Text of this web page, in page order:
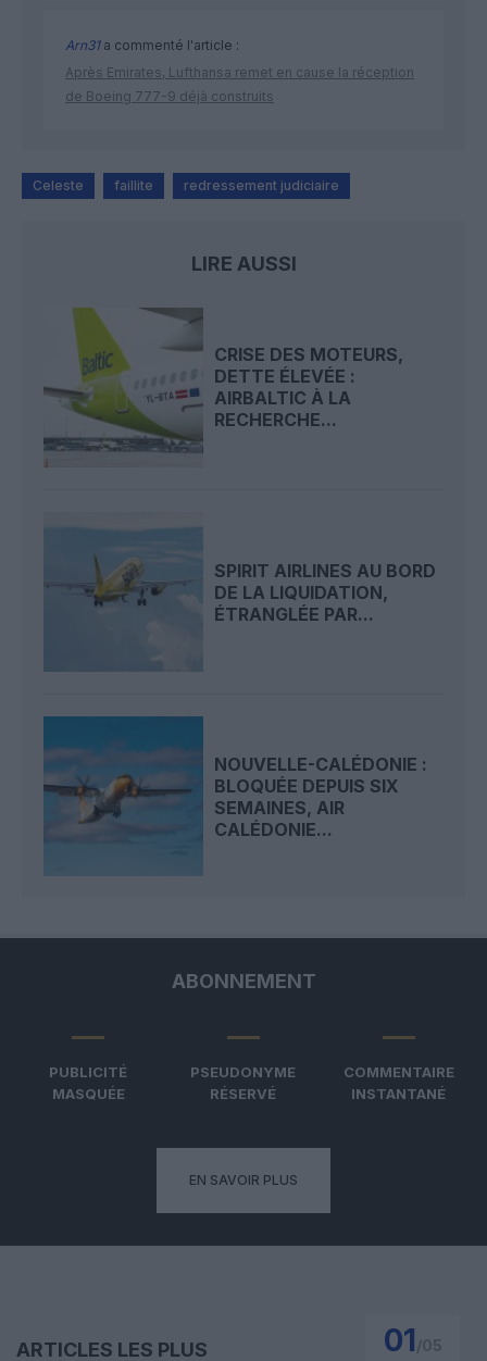
Arn31a commenté l'article :
Après Emirates, Lufthansa remet en cause la réception
de Boeing 777-9 déjà construits
Celeste faillite redressement judiciaire
LIRE AUSSI
CRISE DES MOTEURS,
DETTE ÉLEVÉE :
AIRBALTIC À LA
RECHERCHE...
SPIRIT AIRLINES AU BORD
DE LA LIQUIDATION,
ÉTRANGLÉE PAR...
NOUVELLE-CALÉDONIE :
BLOQUÉE DEPUIS SIX
SEMAINES, AIR
CALÉDONIE...
ABONNEMENT
PUBLICITÉ
MASQUÉE
PSEUDONYME
RÉSERVÉ
COMMENTAIRE
INSTANTANÉ
EN SAVOIR PLUS
ARTICLES LES PLUS
01